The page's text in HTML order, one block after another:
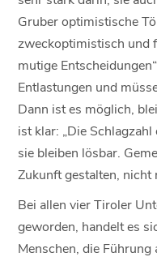
Gruber optimistische
zweckoptimistisch und
mutige
Entlastungen und
Dann ist es möglich,
ist klar: „Die
sie bleiben lösbar.
Zukunft gestalten, nicht
Bei allen vier Tiroler
geworden, handelt es
Menschen, die